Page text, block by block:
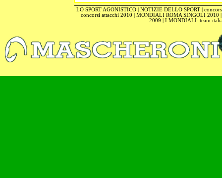
LO SPORT AGONISTICO| NOTIZIE DELLO SPORT|
concorsi attacchi 2010
MONDIALI ROMA SINGOLI 2010
2009
I MONDIALI: team